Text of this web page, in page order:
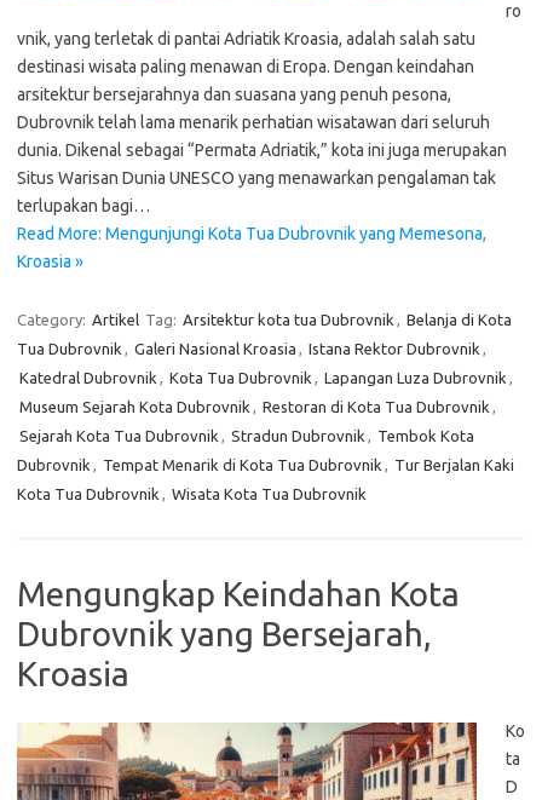
ro
vnik, yang terletak di pantai Adriatik Kroasia, adalah salah satu
destinasi wisata paling menawan di Eropa. Dengan keindahan
arsitektur bersejarahnya dan suasana yang penuh pesona,
Dubrovnik telah lama menarik perhatian wisatawan dari seluruh
dunia. Dikenal sebagai “Permata Adriatik,” kota ini juga merupakan
Situs Warisan Dunia UNESCO yang menawarkan pengalaman tak
terlupakan bagi…
Read More: Mengunjungi Kota Tua Dubrovnik yang Memesona,
Kroasia »
Category: Artikel Tag: Arsitektur kota tua Dubrovnik , Belanja di Kota
Tua Dubrovnik , Galeri Nasional Kroasia , Istana Rektor Dubrovnik ,
Katedral Dubrovnik , Kota Tua Dubrovnik , Lapangan Luza Dubrovnik ,
Museum Sejarah Kota Dubrovnik , Restoran di Kota Tua Dubrovnik ,
Sejarah Kota Tua Dubrovnik , Stradun Dubrovnik , Tembok Kota
Dubrovnik , Tempat Menarik di Kota Tua Dubrovnik , Tur Berjalan Kaki
Kota Tua Dubrovnik , Wisata Kota Tua Dubrovnik
Mengungkap Keindahan Kota
Dubrovnik yang Bersejarah,
Kroasia
Ko
ta
D